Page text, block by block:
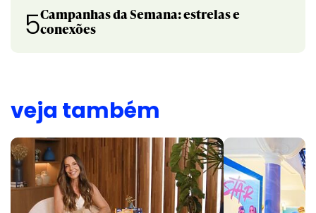
5Campanhas da Semana: estrelas e
conexões
veja também